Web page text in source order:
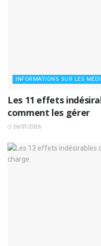
INFORMATIONS SUR LES
Les 11 effets
comment les gérer
26/07/2026